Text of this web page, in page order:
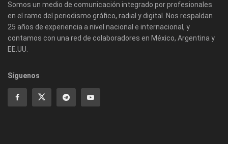
Somos un medio de comunicación integrado por profesionales
en el ramo del periodismo gráfico, radial y digital. Nos respaldan
25 años de experiencia a nivel nacional e internacional, y
contamos con una red de colaboradores en México, Argentina y
EE.UU.
Síguenos